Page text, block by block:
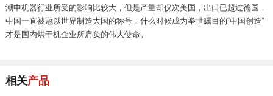
潮中机器行业所受的影响比较大，但是产量却仅次美国，出口已超过德国，
中国一直被冠以世界制造大国的称号，什么时候成为举世瞩目的“中国创造”
才是国内烘干机企业所肩负的伟大使命。
相关产品